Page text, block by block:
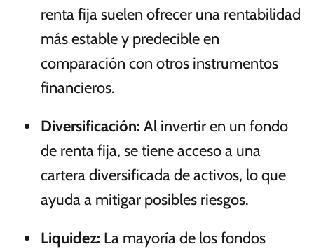
renta fija suelen ofrecer una rentabilidad
más estable y predecible en
comparación con otros instrumentos
financieros.
Diversificación: Al invertir en un fondo
de renta fija, se tiene acceso a una
cartera diversificada de activos, lo que
ayuda a mitigar posibles riesgos.
Liquidez: La mayoría de los fondos